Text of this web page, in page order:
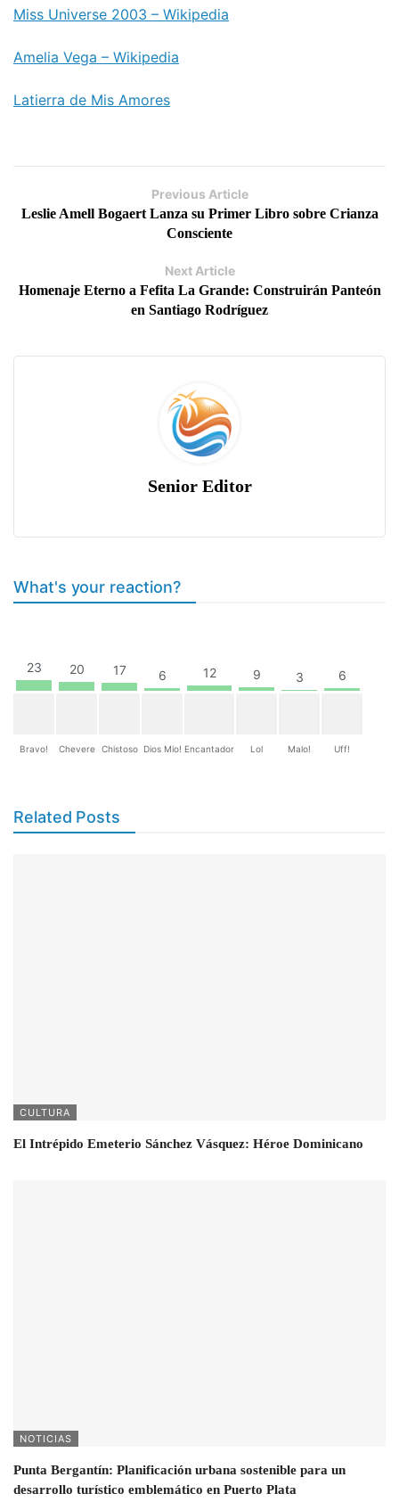
Miss Universe 2003 – Wikipedia
Amelia Vega – Wikipedia
Latierra de Mis Amores
Previous Article
Leslie Amell Bogaert Lanza su Primer Libro sobre Crianza
Consciente
Next Article
Homenaje Eterno a Fefita La Grande: Construirán Panteón
en Santiago Rodríguez
Senior Editor
What's your reaction?
23
Bravo!
20
Chevere
17
Chistoso
6
Dios Mio!
12
Encantador
9
Lol
3
Malo!
6
Uff!
Related Posts
CULTURA
El Intrépido Emeterio Sánchez Vásquez: Héroe Dominicano
NOTICIAS
Punta Bergantín: Planificación urbana sostenible para un
desarrollo turístico emblemático en Puerto Plata